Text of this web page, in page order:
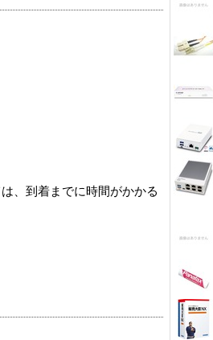
、到着までに時間がかかる